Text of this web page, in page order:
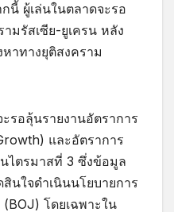
นี้ ผู้เล่นในตลาดจะรอ
มรัสเซีย-ยูเครน หลัง
หาทางยุติสงคราม
ะรอลุ้นรายงานอัตราการ
และอัตราการ
ไตรมาสที่ 3 ซึ่งข้อมูล
นใจดำเนินนโยบายการ
โดยเฉพาะใน